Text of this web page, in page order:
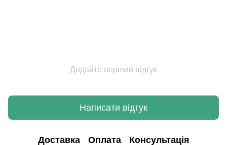
Додайте перший відгук
Написати відгук
Доставка Оплата Консультація